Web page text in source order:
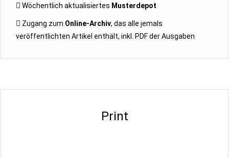
Wöchentlich aktualisiertes Musterdepot
Zugang zum Online-Archiv, das alle jemals
veröffentlichten Artikel enthält, inkl. PDF der Ausgaben
Print